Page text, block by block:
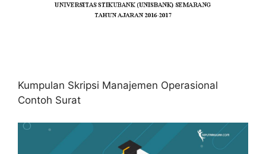
Kumpulan Skripsi Manajemen Operasional
Contoh Surat